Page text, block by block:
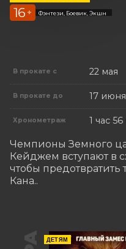
16 + Фэнтези, Боевик, Экшн
В прокате с 22 мая
В прокате до 17 июня
Хронометраж 1 час
Чемпионы Земного
Кейджем вступают в
чтобы
Кана..
ДЕТЯМ